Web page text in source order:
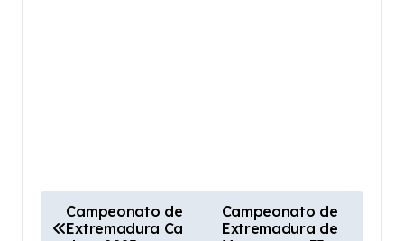
a
Campeonato de
Extremadura Ca
Campeonato de
Extremadura de